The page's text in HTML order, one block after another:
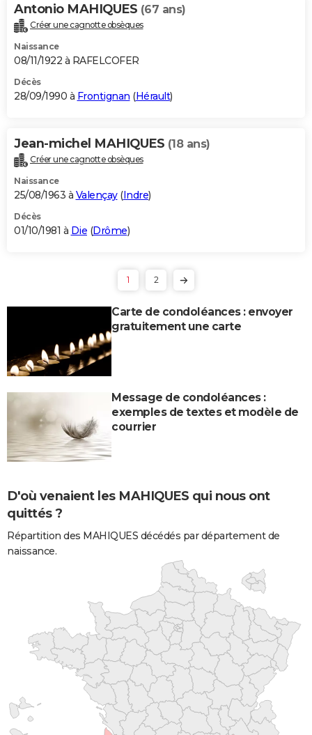
Antonio MAHIQUES (67 ans)
Créer une cagnotte obsèques
Naissance
08/11/1922 à RAFELCOFER
Décès
28/09/1990 à Frontignan (Hérault)
Jean-michel MAHIQUES (18 ans)
Créer une cagnotte obsèques
Naissance
25/08/1963 à Valençay(Indre)
Décès
01/10/1981 à Die (Drôme)
1 2
Carte de condoléances : envoyer
gratuitement une carte
Message de condoléances :
exemples de textes et modèle de
courrier
D'où venaient les MAHIQUES qui nous ont
quittés ?
Répartition des MAHIQUES décédés par département de
naissance.